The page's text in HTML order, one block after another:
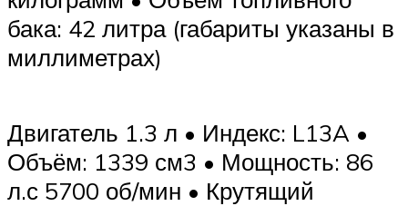
бака: 42 литра (габариты указаны в
миллиметрах)
Двигатель 1.3 л • Индекс: L13A •
Объём: 1339 см3 • Мощность: 86
л.с 5700 об/мин • Крутящий